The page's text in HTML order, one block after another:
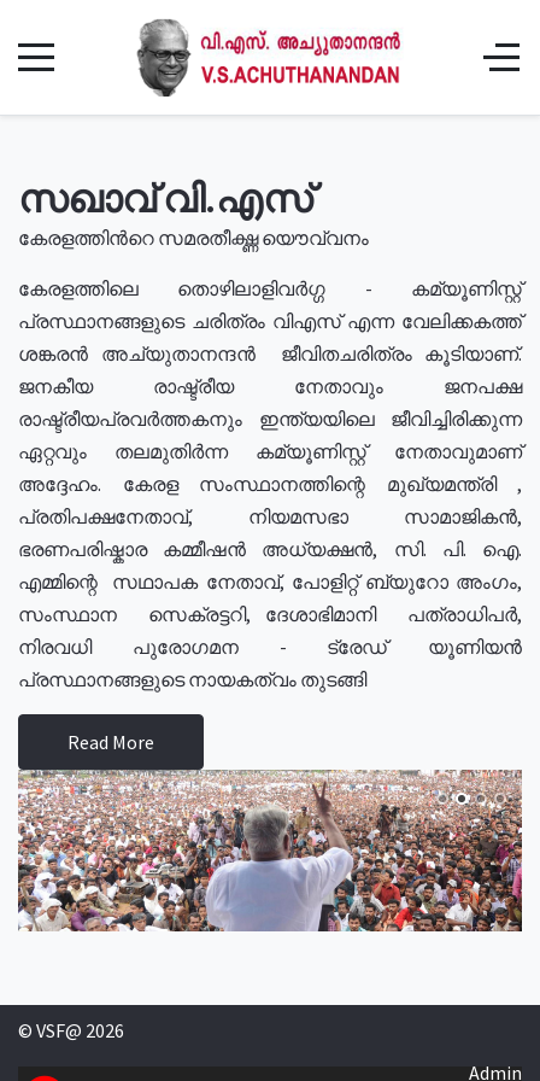
സഖാവ് വി.എസ്
കേരളത്തിൻറെ സമരതീക്ഷ്ണ യൌവ്വനം
കേരളത്തിലെ തൊഴിലാളിവർഗ്ഗ - കമ്യൂണിസ്റ്റ്
പ്രസ്ഥാനങ്ങളുടെ ചരിത്രം വിഎസ് എന്ന വേലിക്കകത്ത്
ശങ്കരൻ അച്യുതാനന്ദൻ ജീവിതചരിത്രം കൂടിയാണ്.
ജനകീയ രാഷ്ട്രീയ നേതാവും ജനപക്ഷ
രാഷ്ട്രീയപ്രവർത്തകനും ഇന്ത്യയിലെ ജീവിച്ചിരിക്കുന്ന
ഏറ്റവും തലമുതിർന്ന കമ്യൂണിസ്റ്റ് നേതാവുമാണ്
അദ്ദേഹം. കേരള സംസ്ഥാനത്തിന്റെ മുഖ്യമന്ത്രി ,
പ്രതിപക്ഷനേതാവ്, നിയമസഭാ സാമാജികൻ,
ഭരണപരിഷ്കാര കമ്മീഷൻ അധ്യക്ഷൻ, സി. പി. ഐ.
എമ്മിന്റെ സഥാപക നേതാവ്, പോളിറ്റ് ബ്യുറോ അംഗം,
സംസ്ഥാന സെക്രട്ടറി, ദേശാഭിമാനി പത്രാധിപർ,
നിരവധി പുരോഗമന - ട്രേഡ് യൂണിയൻ
പ്രസ്ഥാനങ്ങളുടെ നായകത്വം തുടങ്ങി
Read More
© VSF@ 2026
Admin